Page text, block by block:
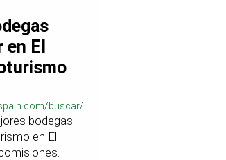
El
buscar/ciudad-
bodegas
en El